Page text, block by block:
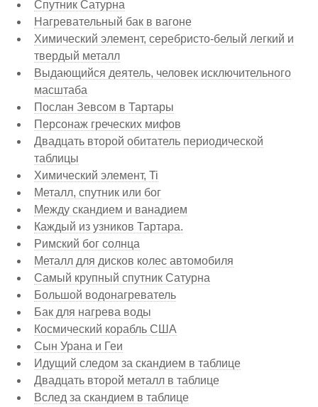
Спутник Сатурна
Нагревательный бак в вагоне
Химический элемент, серебристо-белый легкий и
твердый металл
Выдающийся деятель, человек исключительного
масштаба
Послан Зевсом в Тартары
Персонаж греческих мифов
Двадцать второй обитатель периодической
таблицы
Химический элемент, Ti
Металл, спутник или бог
Между скандием и ванадием
Каждый из узников Тартара.
Римский бог солнца
Металл для дисков колес автомобиля
Самый крупный спутник Сатурна
Большой водонагреватель
Бак для нагрева воды
Космический корабль США
Сын Урана и Геи
Идущий следом за скандием в таблице
Двадцать второй металл в таблице
Вслед за скандием в таблице